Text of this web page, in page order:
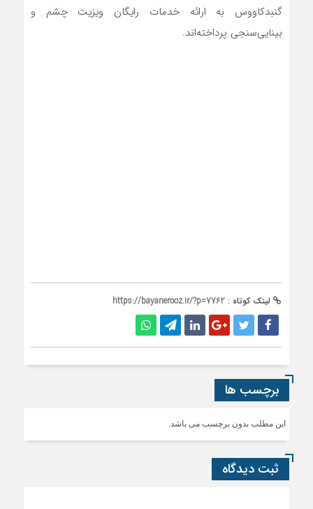
گنبدکاووس به ارائه خدمات رایگان ویزیت چشم و
بینایی‌سنجی پرداخته‌اند.
لینک کوتاه : https://bayanerooz.ir/?p=7762
برچسب ها
این مطلب بدون برچسب می باشد.
ثبت دیدگاه